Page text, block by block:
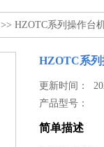
>> HZOTC系列操作台
HZOTC系
更新时间：
产品型号：
简单描述